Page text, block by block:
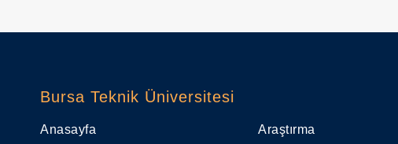
Bursa Teknik Üniversitesi
Anasayfa
Araştırma